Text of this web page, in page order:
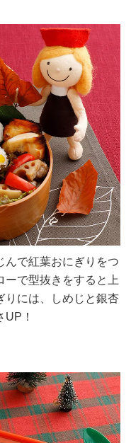
んで紅葉おにぎりをつ
ーで型抜きをすると上
りには、しめじと銀杏
！